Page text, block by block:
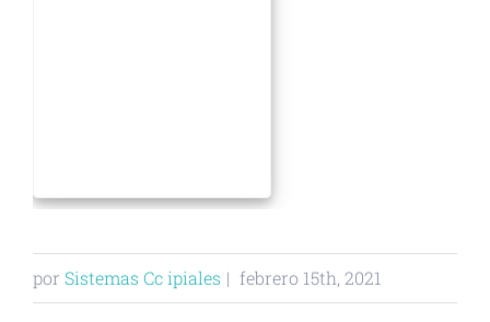
por Sistemas Cc ipiales | febrero 15th, 2021